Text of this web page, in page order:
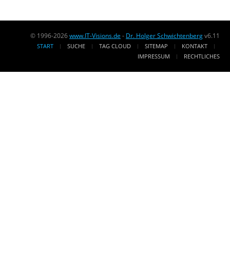
© 1996-2026www.IT-Visions.de - Dr. Holger Schwichtenbergv6.11
START SUCHE TAG CLOUD SITEMAP
KONTAKT
IMPRESSUM
RECHTLICHES